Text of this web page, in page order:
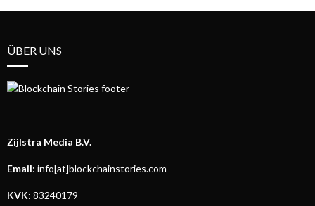
ÜBER UNS
Zijlstra Media B.V.
Email: info[at]blockchainstories.com
KVK: 83240179